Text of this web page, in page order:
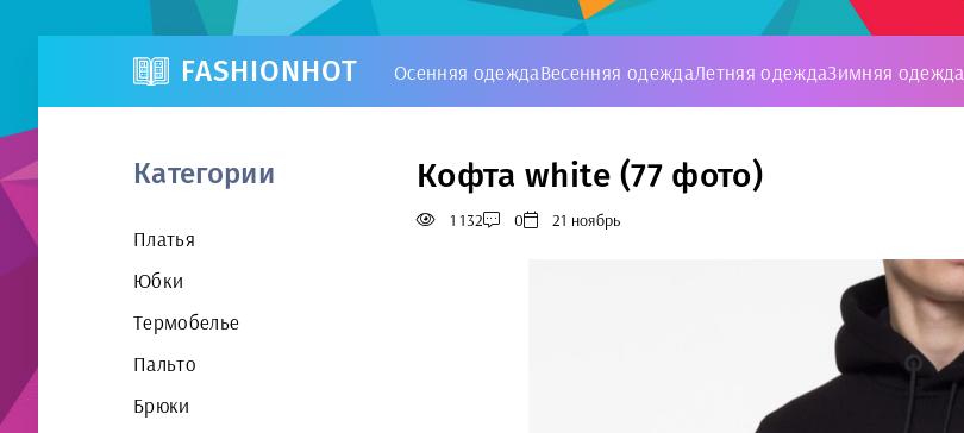
FASHIONHOT Осенняя одеждаВесенняя одеждаЛетняя одеждаЗимняя одежда
Категории
Платья
Юбки
Термобелье
Пальто
Брюки
Кофта white (77 фото)
1 132 0 21 ноябрь